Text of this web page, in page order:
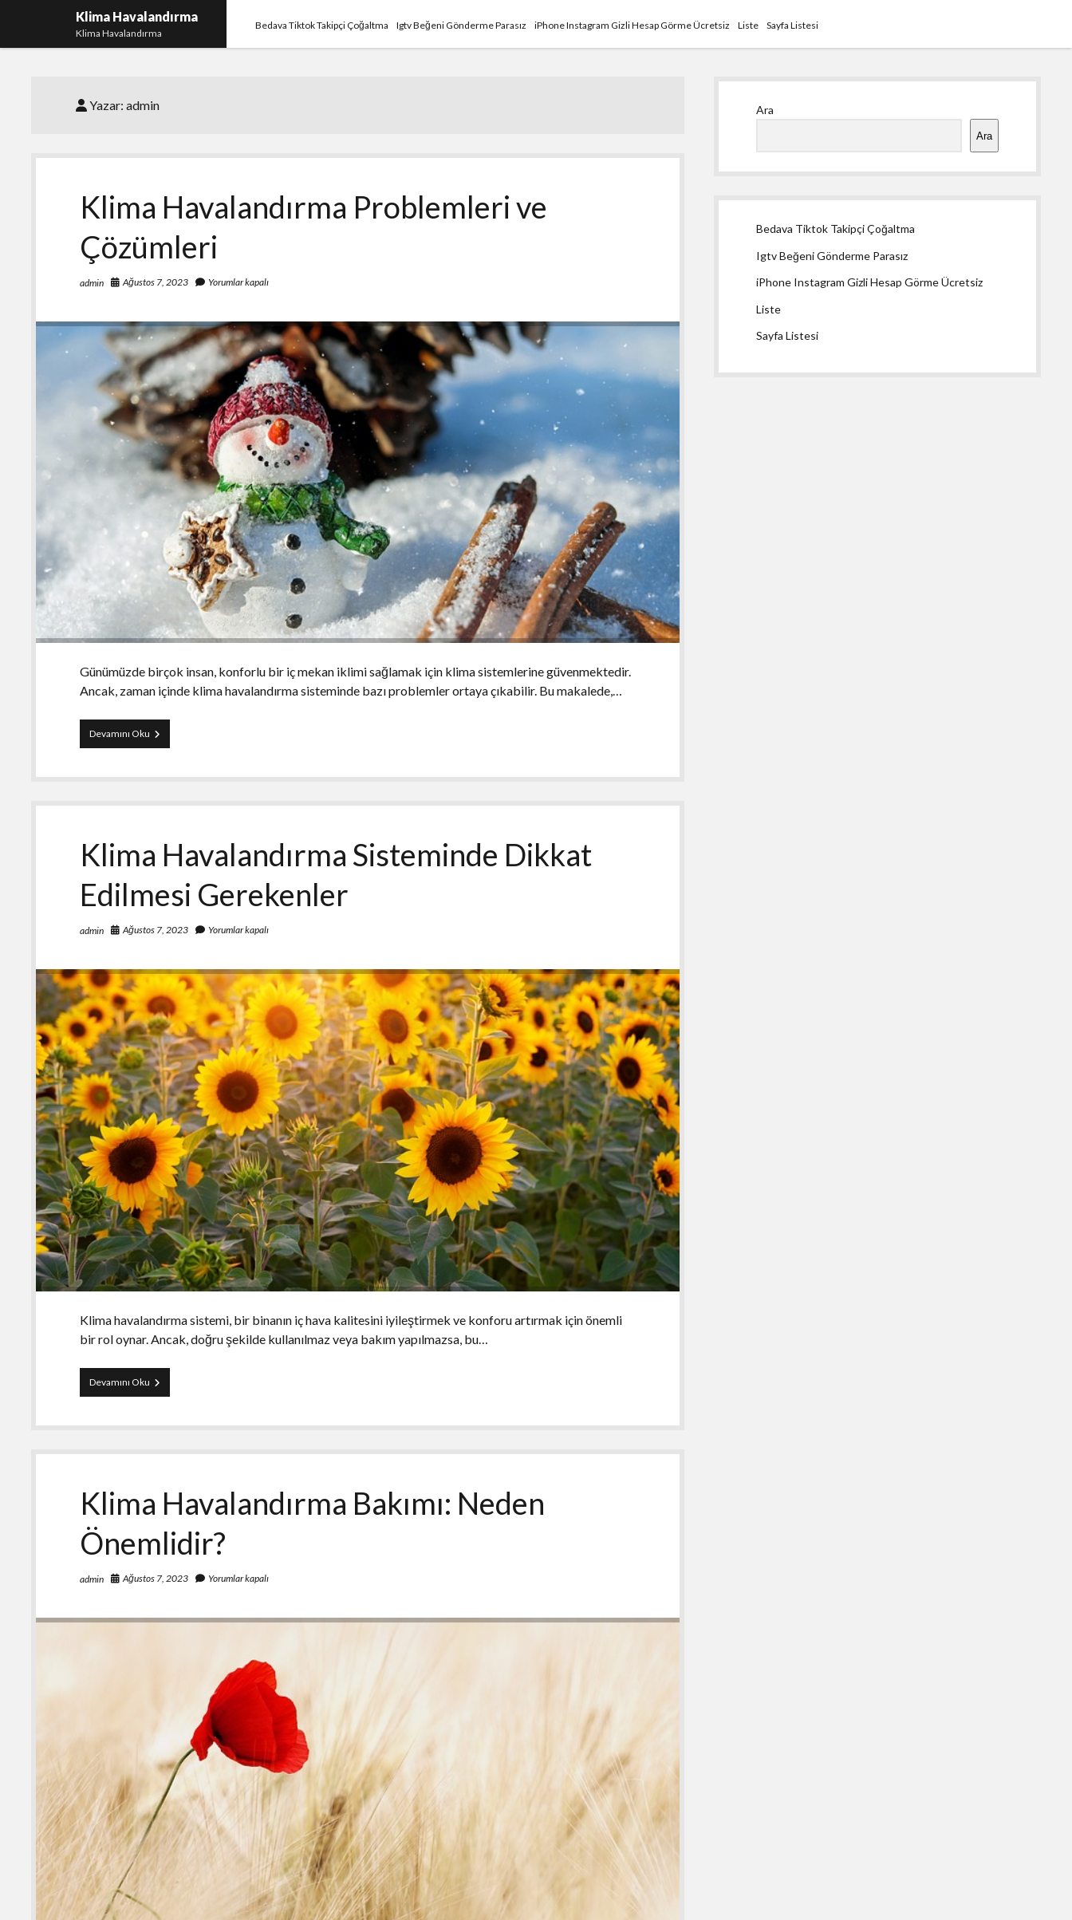
Klima Havalandırma
Klima Havalandırma
Bedava Tiktok Takipçi Çoğaltma Igtv Beğeni Gönderme Parasız iPhone Instagram Gizli Hesap Görme Ücretsiz Liste Sayfa Listesi
Yazar:admin
Klima Havalandırma Problemleri ve
Çözümleri
admin Ağustos 7, 2023 Yorumlar kapalı
Günümüzde birçok insan, konforlu bir iç mekan iklimi sağlamak için klima sistemlerine güvenmektedir.
Ancak, zaman içinde klima havalandırma sisteminde bazı problemler ortaya çıkabilir. Bu makalede,…
Devamını Oku Klima
Havalandırma
ve
Klima Havalandırma Sisteminde Dikkat
Edilmesi Gerekenler
admin Ağustos 7, 2023 Yorumlar kapalı
Klima havalandırma sistemi, bir binanın iç hava kalitesini iyileştirmek ve konforu artırmak için önemli
bir rol oynar. Ancak, doğru şekilde kullanılmaz veya bakım yapılmazsa, bu…
Devamını Oku Klima
Havalandırma
Dikkat
Gerekenler
Klima Havalandırma Bakımı: Neden
Önemlidir?
admin Ağustos 7, 2023 Yorumlar kapalı
Ara
Ara
Bedava Tiktok Takipçi Çoğaltma
Igtv Beğeni Gönderme Parasız
iPhone Instagram Gizli Hesap Görme Ücretsiz
Liste
Sayfa Listesi